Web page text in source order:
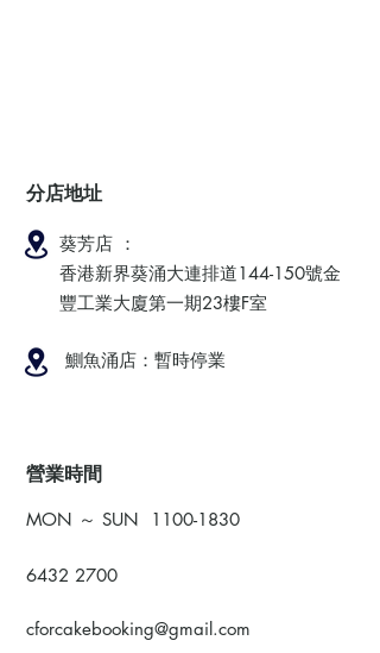
分店地址
葵芳店 ：
香港新界葵涌大連排道144-150號金
豐工業大廈第一期23樓F室
鰂魚涌店：暫時停業
​營業時間
MON ～ SUN 1100-1830
6432 2700
cforcakebooking@gmail.com